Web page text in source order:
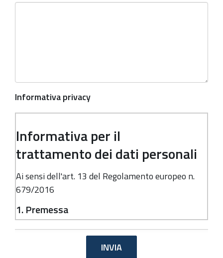
Informativa privacy
Informativa per il
trattamento dei dati personali
Ai sensi dell'art. 13 del Regolamento europeo n.
679/2016
1. Premessa
Ai sensi dell'art. 13 del Regolamento europeo n.
679/2016, la Giunta della Regione Emilia-